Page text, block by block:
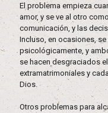
El problema empieza
amor, y se ve al otro
comunicación, y las
Incluso, en ocasiones,
psicológicamente, y
se hacen desgraciados
extramatrimoniales y
Dios.
Otros problemas para